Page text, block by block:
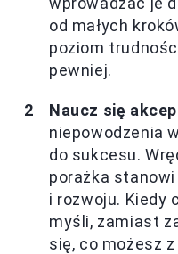
od małych
poziom
pewniej.
Naucz się
niepowodzenia
do sukcesu.
porażka stanowi
i rozwoju. Kiedy
myśli, zamiast
się, co możesz